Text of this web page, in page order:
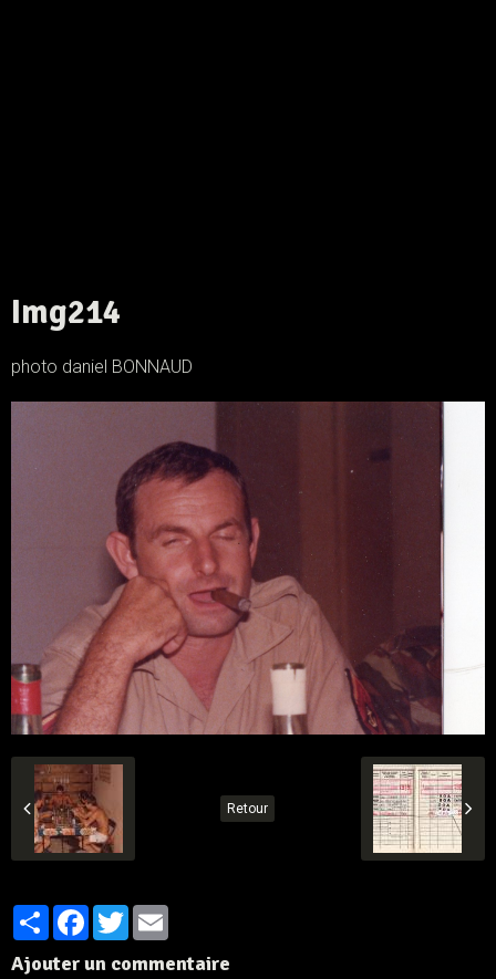
Img214
photo daniel BONNAUD
Retour
PartagerFacebook
Twitter
Ajouter un commentaire